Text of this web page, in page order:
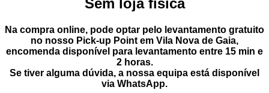
Na compra online, pode optar pelo levantamento gratuito
no nosso Pick-up Point em Vila Nova de Gaia,
encomenda disponível para levantamento entre 15 min e
2 horas.
Se tiver alguma dúvida, a nossa equipa está disponível
via WhatsApp.